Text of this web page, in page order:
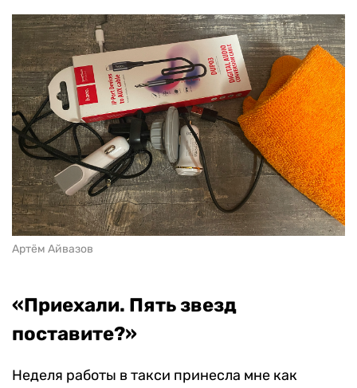
Артём Айвазов
«Приехали. Пять звезд
поставите?»
Неделя работы в такси принесла мне как